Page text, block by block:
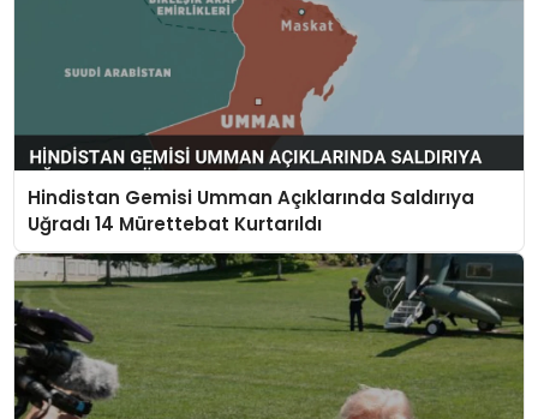
Hindistan Gemisi Umman Açıklarında Saldırıya
Uğradı 14 Mürettebat Kurtarıldı